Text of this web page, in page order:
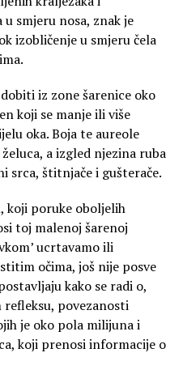
smjeru nosa, znak je
izobličenje u smjeru čela
iz zone šarenice oko
koji se manje ili više
oka. Boja te aureole
a izgled njezina ruba
srca, štitnjače i gušterače.
koji poruke oboljelih
toj malenoj šarenoj
ucrtavamo ili
očima, još nije posve
kako se radi o,
povezanosti
je oko pola milijuna i
koji prenosi informacije o